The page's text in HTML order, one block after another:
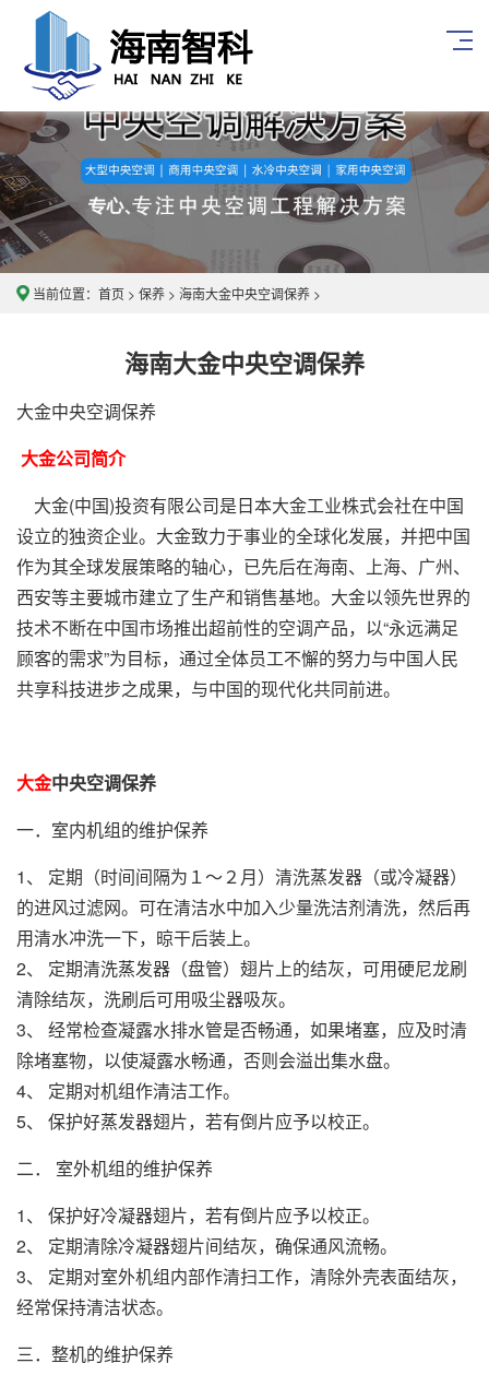
当前位置： 首页 > 保养 > 海南大金中央空调保养 >
海南大金中央空调保养
大金中央空调保养
大金公司简介
大金(中国)投资有限公司是日本大金工业株式会社在中国
设立的独资企业。大金致力于事业的全球化发展，并把中国
作为其全球发展策略的轴心，已先后在海南、上海、广州、
西安等主要城市建立了生产和销售基地。大金以领先世界的
技术不断在中国市场推出超前性的空调产品，以“永远满足
顾客的需求”为目标，通过全体员工不懈的努力与中国人民
共享科技进步之成果，与中国的现代化共同前进。
大金中央空调保养
一．室内机组的维护保养
1、 定期（时间间隔为１～２月）清洗蒸发器（或冷凝器）
的进风过滤网。可在清洁水中加入少量洗洁剂清洗，然后再
用清水冲洗一下，晾干后装上。
2、 定期清洗蒸发器（盘管）翅片上的结灰，可用硬尼龙刷
清除结灰，洗刷后可用吸尘器吸灰。
3、 经常检查凝露水排水管是否畅通，如果堵塞，应及时清
除堵塞物，以使凝露水畅通，否则会溢出集水盘。
4、 定期对机组作清洁工作。
5、 保护好蒸发器翅片，若有倒片应予以校正。
二． 室外机组的维护保养
1、 保护好冷凝器翅片，若有倒片应予以校正。
2、 定期清除冷凝器翅片间结灰，确保通风流畅。
3、 定期对室外机组内部作清扫工作，清除外壳表面结灰，
经常保持清洁状态。
三．整机的维护保养